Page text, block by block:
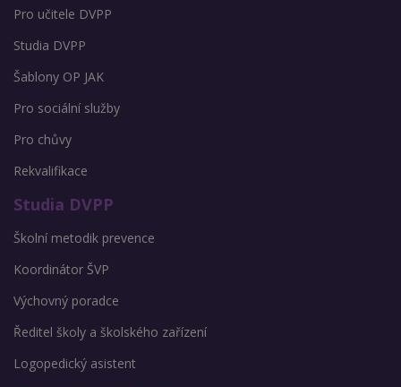
Pro učitele DVPP
Studia DVPP
Šablony OP JAK
Pro sociální služby
Pro chůvy
Rekvalifikace
Studia DVPP
Školní metodik prevence
Koordinátor ŠVP
Výchovný poradce
Ředitel školy a školského zařízení
Logopedický asistent